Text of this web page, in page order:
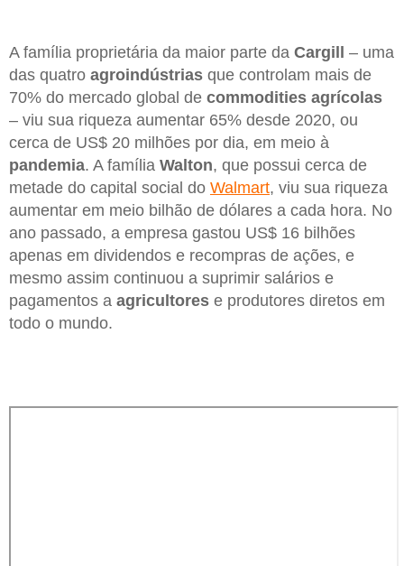
A família proprietária da maior parte da Cargill
– uma
das quatro agroindústrias que controlam mais de
70% do mercado global de commodities agrícolas
– viu sua riqueza aumentar 65% desde 2020, ou
cerca de US$ 20 milhões por dia, em meio à
pandemia. A família Walton, que possui cerca de
metade do capital social do Walmart, viu sua riqueza
aumentar em meio bilhão de dólares a cada hora. No
ano passado, a empresa gastou US$ 16 bilhões
apenas em dividendos e recompras de ações, e
mesmo assim continuou a suprimir salários e
pagamentos a agricultores e produtores diretos em
todo o mundo.